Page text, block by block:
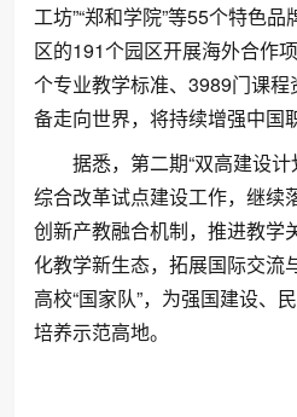
工坊”“郑和学院”等55个特色
区的191个园区开展海外合作
个专业教学标准、3989门课
备走向世界，将持续增强中国
据悉，第二期“双高建设
综合改革试点建设工作，继续
创新产教融合机制，推进教学
化教学新生态，拓展国际交流
高校“国家队”，为强国建设、
培养示范高地。